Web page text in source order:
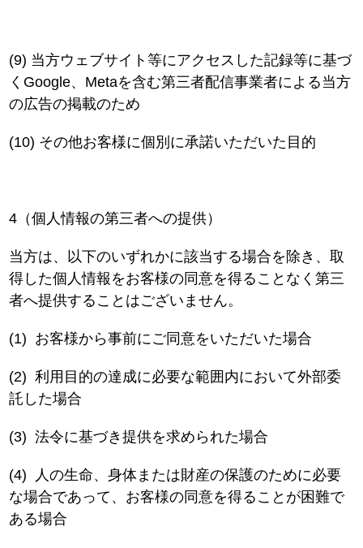
(9) 当方ウェブサイト等にアクセスした記録等に基づ
くGoogle、Metaを含む第三者配信事業者による当方
の広告の掲載のため
(10) その他お客様に個別に承諾いただいた目的
4（個人情報の第三者への提供）
当方は、以下のいずれかに該当する場合を除き、取
得した個人情報をお客様の同意を得ることなく第三
者へ提供することはございません。
(1) お客様から事前にご同意をいただいた場合
(2) 利用目的の達成に必要な範囲内において外部委
託した場合
(3) 法令に基づき提供を求められた場合
(4)
人の生命、身体または財産の保護のために必要
な場合であって、お客様の同意を得ることが困難で
ある場合